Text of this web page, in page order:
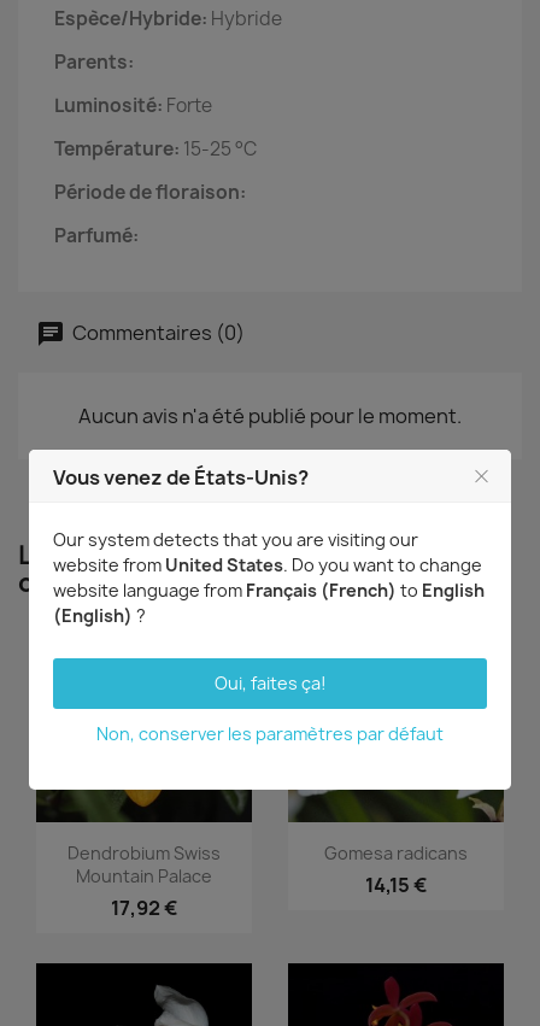
Espèce/Hybride: Hybride
Parents:
Luminosité: Forte
Température: 15-25 °C
Période de floraison:
Parfumé:
Commentaires (0)
Aucun avis n'a été publié pour le moment.
Les clients qui ont acheté ce produit
ont également acheté...
Aperçu rapide
Dendrobium Swiss
Mountain Palace
17,92 €
Aperçu rapide
Gomesa radicans
14,15 €
Vous venez de États-Unis?
Our system detects that you are visiting our
website from United States. Do you want to change
website language from Français (French) to English
(English) ?
Oui, faites ça!
Non, conserver les paramètres par défaut